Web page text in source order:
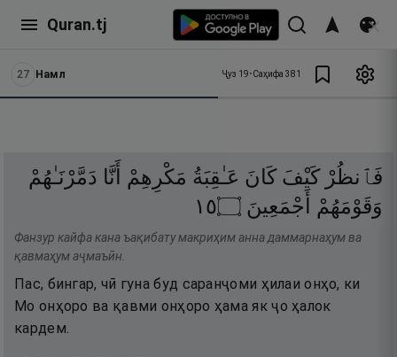
Quran.tj
27 Намл Ҷуз 19•Саҳифа 381
فَٱنظُرْ كَيْفَ كَانَ عَـٰقِبَةُ مَكْرِهِمْ أَنَّا دَمَّرْنَـٰهُمْ
وَقَوْمَهُمْ
أَجْمَعِينَ ۝٥١
Фанзур кайфа кана ъақибату макриҳим анна даммарнаҳум ва
қавмаҳум аҷмаъӣн.
Пас, бингар, чӣ гуна буд саранҷоми ҳилаи онҳо, ки
Мо онҳоро ва қавми онҳоро ҳама як ҷо ҳалок
кардем.